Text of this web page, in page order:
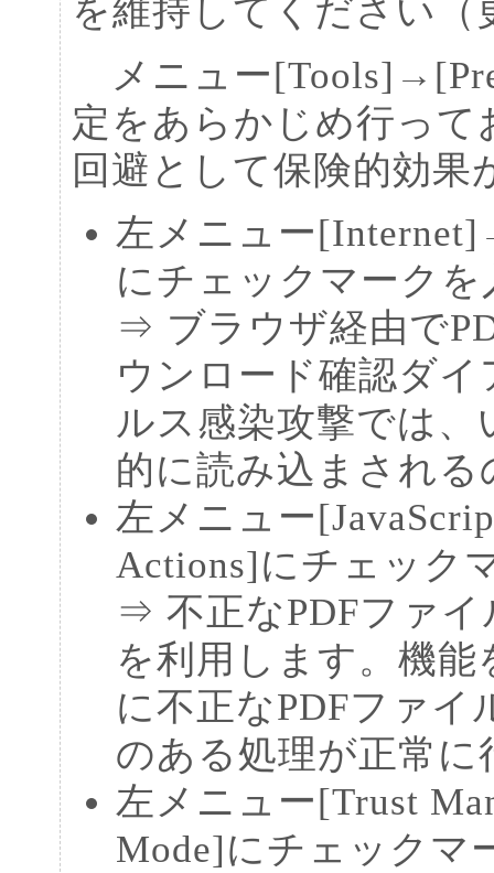
を維持してください（
メニュー
定をあらかじめ行っ
回避として保険的効果
左メニュー
にチェックマークを
⇒ ブラウザ経由で
ウンロード確認ダ
ルス感染攻撃では、
的に読み込まされ
左メニュー
Actions]にチェック
⇒ 不正なPDFファイ
を利用します。機
に不正なPDFファ
のある処理が正常
左メニュー[Trust
Mode]にチェックマ